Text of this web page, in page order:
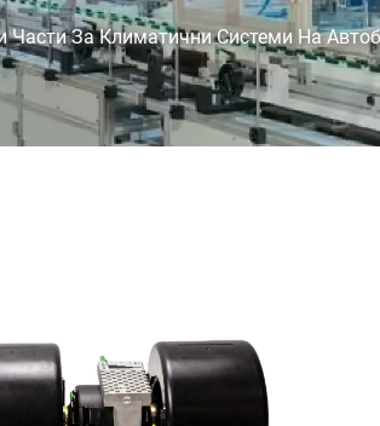
Части За Климатични Системи На